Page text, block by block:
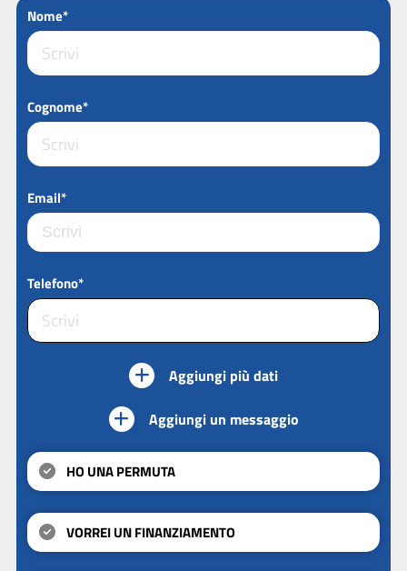
Nome*
Cognome*
Email*
Telefono*
Aggiungi più dati
Aggiungi un messaggio
HO UNA PERMUTA
VORREI UN FINANZIAMENTO